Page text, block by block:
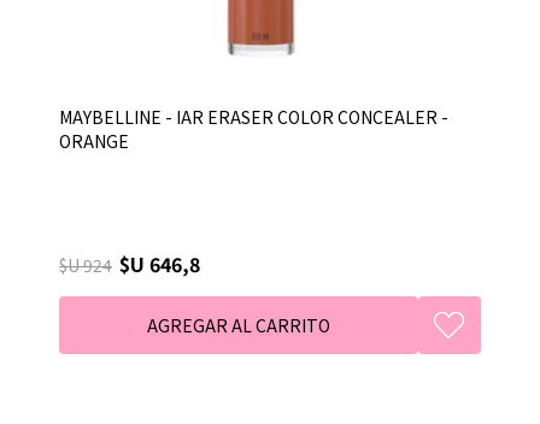
MAYBELLINE - IAR ERASER COLOR CONCEALER -
ORANGE
$U 924 $U 646,8